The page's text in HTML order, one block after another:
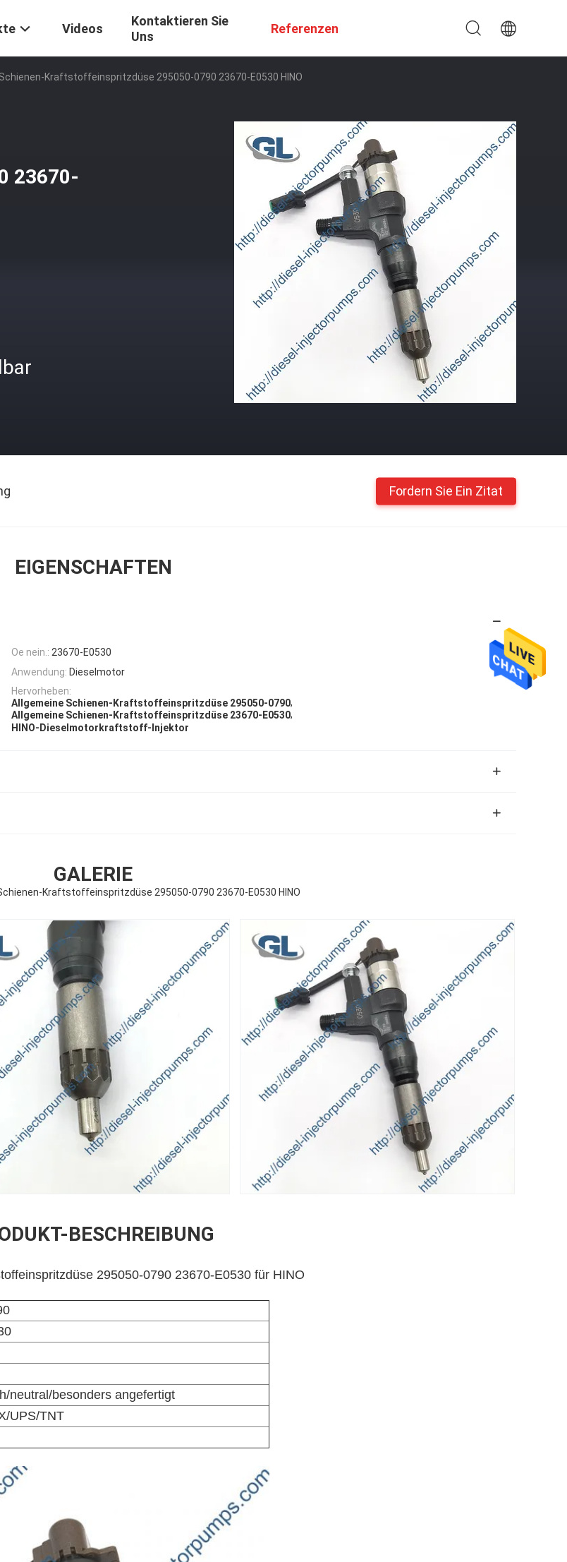
Videos
Kontaktieren Sie
Uns
Referenzen
Kraftstoffeinspritzdüse 295050-0790 23670-E0530 HINO
23670-
Fordern Sie Ein Zitat
EIGENSCHAFTEN
Oe nein.: 23670-E0530
Anwendung: Dieselmotor
Hervorheben:
Allgemeine Schienen-Kraftstoffeinspritzdüse 295050-0790,
Allgemeine Schienen-Kraftstoffeinspritzdüse 23670-E0530,
HINO-Dieselmotorkraftstoff-Injektor
GALERIE
Kraftstoffeinspritzdüse 295050-0790 23670-E0530 HINO
BESCHREIBUNG
295050-0790 23670-E0530 für HINO
neutral/besonders angefertigt
UPS/TNT